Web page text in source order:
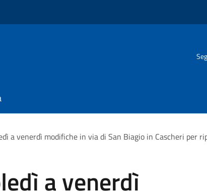
a venerdì modifiche in via di San Biagio in Cascheri per
a venerdì